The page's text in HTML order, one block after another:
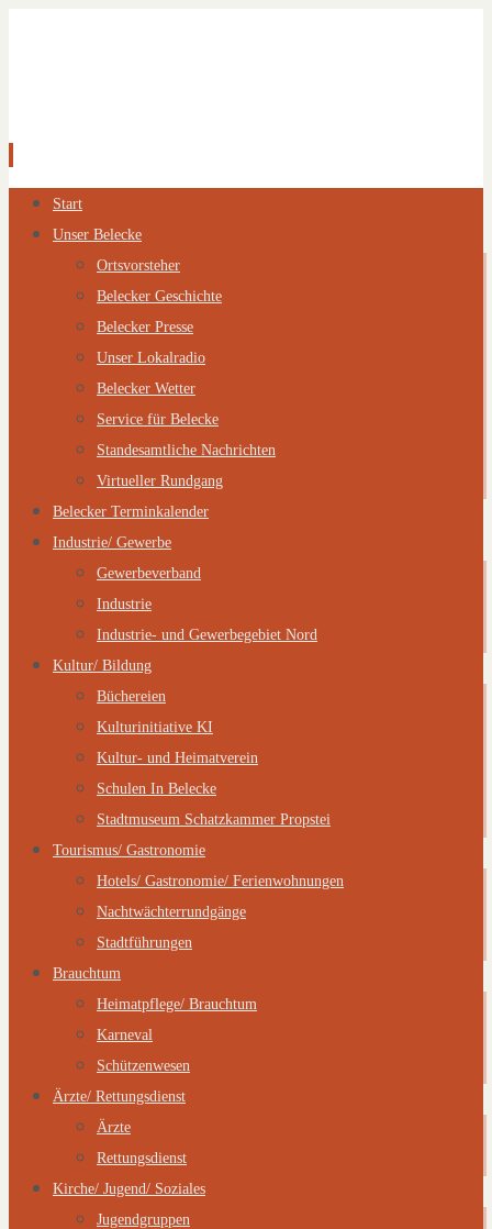
Zum
Inhalt
springen
Start
Unser Belecke
Ortsvorsteher
Belecker Geschichte
Belecker Presse
Unser Lokalradio
Belecker Wetter
Service für Belecke
Standesamtliche Nachrichten
Virtueller Rundgang
Belecker Terminkalender
Industrie/ Gewerbe
Gewerbeverband
Industrie
Industrie- und Gewerbegebiet Nord
Kultur/ Bildung
Büchereien
Kulturinitiative KI
Kultur- und Heimatverein
Schulen In Belecke
Stadtmuseum Schatzkammer Propstei
Tourismus/ Gastronomie
Hotels/ Gastronomie/ Ferienwohnungen
Nachtwächterrundgänge
Stadtführungen
Brauchtum
Heimatpflege/ Brauchtum
Karneval
Schützenwesen
Ärzte/ Rettungsdienst
Ärzte
Rettungsdienst
Kirche/ Jugend/ Soziales
Jugendgruppen